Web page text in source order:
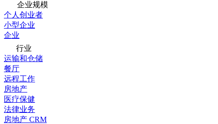
企业规模
个人创业者
小型企业
企业
行业
运输和仓储
餐厅
远程工作
房地产
医疗保健
法律业务
房地产 CRM